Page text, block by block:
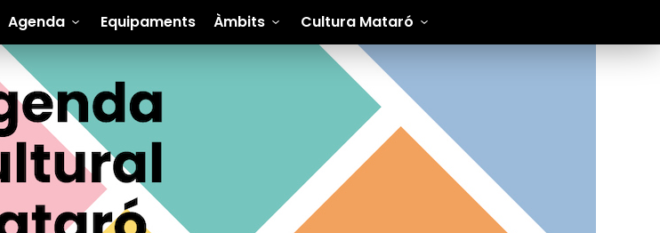
Agenda Equipaments Àmbits Cultura Mataró